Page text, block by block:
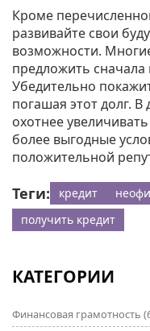
Кроме
развивайте свои
возможности.
предложить
Убедительно
погашая этот долг.
охотнее
более выгодные
положительной
Теги: кредит
получить кредит
КАТЕГОРИИ
Финансовая грамотность